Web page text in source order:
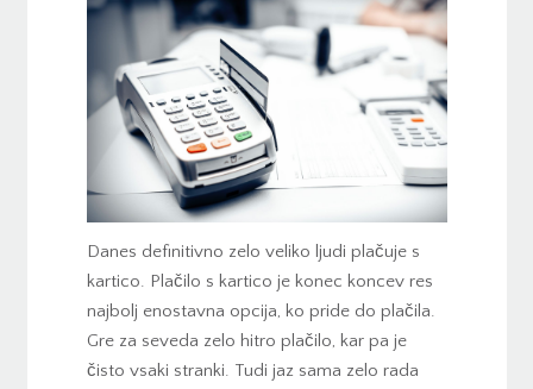
Danes definitivno zelo veliko ljudi plačuje s
kartico. Plačilo s kartico je konec koncev res
najbolj enostavna opcija, ko pride do plačila.
Gre za seveda zelo hitro plačilo, kar pa je
čisto vsaki stranki. Tudi jaz sama zelo rada